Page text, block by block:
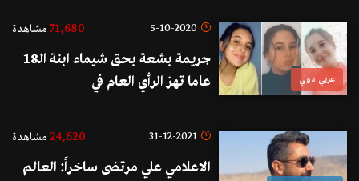
عربي دولي
5-10-2020
71,680 مشاهدة
جريمة بشعة بحق شيماء ابنة الـ18
عاما تهز الرأي العام في
31-12-2021
24,620 مشاهدة
الاعلامي علي مرتضى ساخراً: العالم